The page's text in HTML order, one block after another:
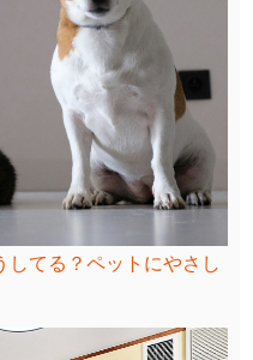
してる？ペットにやさし